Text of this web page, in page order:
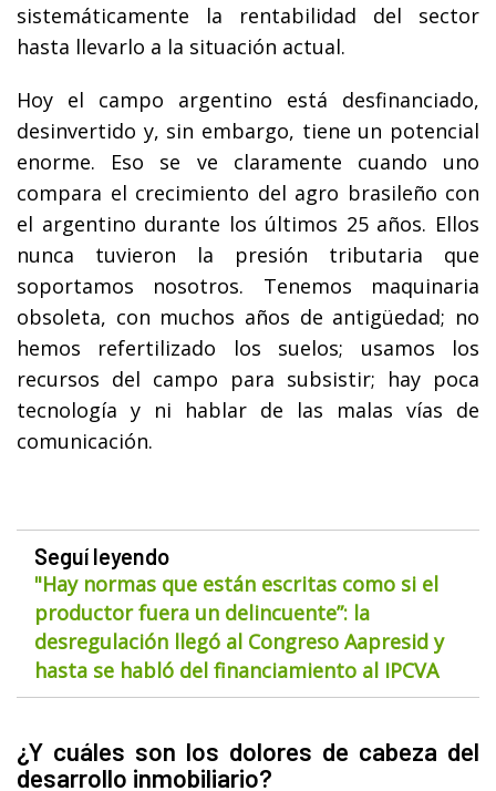
sistemáticamente la rentabilidad del sector
hasta llevarlo a la situación actual.
Hoy el campo argentino está desfinanciado,
desinvertido y, sin embargo, tiene un potencial
enorme. Eso se ve claramente cuando uno
compara el crecimiento del agro brasileño con
el argentino durante los últimos 25 años. Ellos
nunca tuvieron la presión tributaria que
soportamos nosotros. Tenemos maquinaria
obsoleta, con muchos años de antigüedad; no
hemos refertilizado los suelos; usamos los
recursos del campo para subsistir; hay poca
tecnología y ni hablar de las malas vías de
comunicación.
Seguí leyendo
"Hay normas que están escritas como si el
productor fuera un delincuente”: la
desregulación llegó al Congreso Aapresid y
hasta se habló del financiamiento al IPCVA
¿Y cuáles son los dolores de cabeza del
desarrollo inmobiliario?